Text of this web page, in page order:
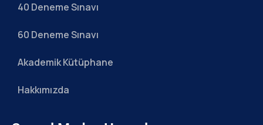
40 Deneme Sınavı
60 Deneme Sınavı
Akademik Kütüphane
Hakkımızda